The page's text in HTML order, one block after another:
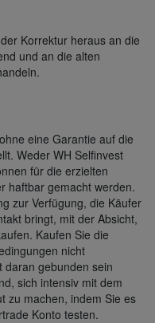
Korrektur heraus an die
und an die alten
eine Garantie auf die
Weder WH Selfinvest
für die erzielten
haftbar gemacht werden.
zur Verfügung, die Käufer
bringt, mit der Absicht,
Kaufen Sie die
nicht
daran gebunden sein
sich intensiv mit dem
zu machen, indem Sie es
Konto testen.